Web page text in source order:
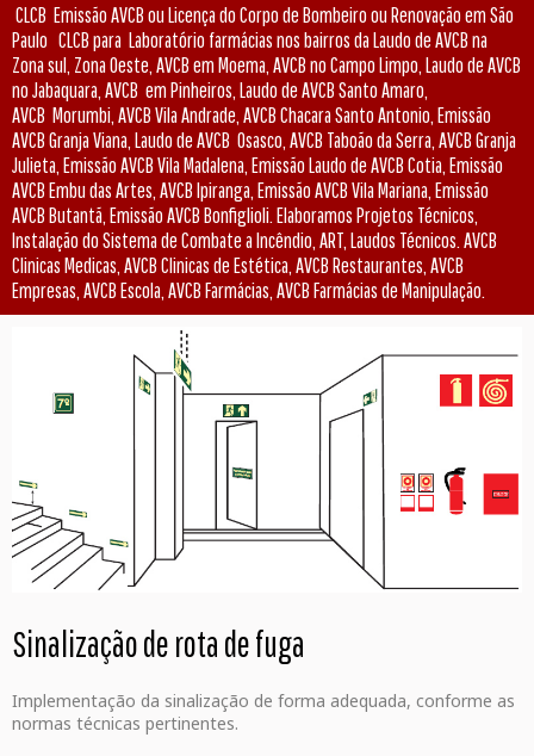
CLCB Emissão AVCB ou Licença do Corpo de Bombeiro ou Renovação em São
Paulo CLCB para Laboratório farmácias nos bairros da Laudo de AVCB na
Zona sul, Zona Oeste, AVCB em Moema, AVCB no Campo Limpo, Laudo de AVCB
no Jabaquara, AVCB em Pinheiros, Laudo de AVCB Santo Amaro,
AVCB Morumbi, AVCB Vila Andrade, AVCB Chacara Santo Antonio, Emissão
AVCB Granja Viana, Laudo de AVCB Osasco, AVCB Taboão da Serra, AVCB Granja
Julieta, Emissão AVCB Vila Madalena, Emissão Laudo de AVCB Cotia, Emissão
AVCB Embu das Artes, AVCB Ipiranga, Emissão AVCB Vila Mariana, Emissão
AVCB Butantã, Emissão AVCB Bonfiglioli. Elaboramos Projetos Técnicos,
Instalação do Sistema de Combate a Incêndio, ART, Laudos Técnicos. AVCB
Clinicas Medicas, AVCB Clinicas de Estética, AVCB Restaurantes, AVCB
Empresas, AVCB Escola, AVCB Farmácias, AVCB Farmácias de Manipulação.
Sinalização de rota de fuga
Implementação da sinalização de forma adequada, conforme as
normas técnicas pertinentes.